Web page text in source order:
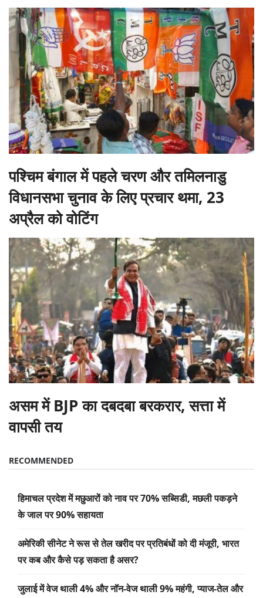
पश्चिम बंगाल में पहले चरण और तमिलनाडु
विधानसभा चुनाव के लिए प्रचार थमा, 23
अप्रैल को वोटिंग
असम में BJP का दबदबा बरकरार, सत्ता में
वापसी तय
RECOMMENDED
हिमाचल प्रदेश में मछुआरों को नाव पर 70% सब्सिडी, मछली पकड़ने
के जाल पर 90% सहायता
अमेरिकी सीनेट ने रूस से तेल खरीद पर प्रतिबंधों को दी मंजूरी, भारत
पर कब और कैसे पड़ सकता है असर?
जुलाई में वेज थाली 4% और नॉन-वेज थाली 9% महंगी, प्याज-तेल और